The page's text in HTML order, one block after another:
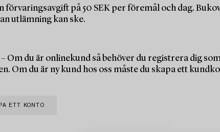
förvaringsavgift på 50 SEK per föremål och dag.
utlämning kan ske.
– Om du är onlinekund så behöver du registrera dig
Om du är ny kund hos oss måste du skapa ett
ETT KONTO